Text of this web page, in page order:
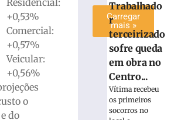
Residencial:
+0,53%
Comercial:
+0,57%
Veicular:
+0,56%
o
do
Carregar
mais »
Trabalhado
r
terceirizado
sofre queda
em obra no
Centro...
Vítima recebeu
os primeiros
socorros no